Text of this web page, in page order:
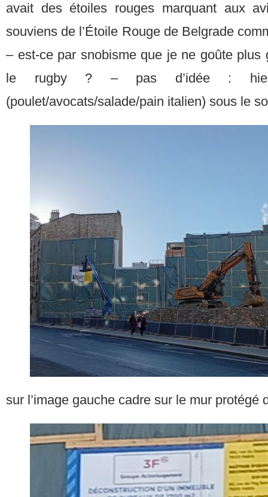
avait des étoiles rouges marquant aux
souviens de l’Étoile Rouge de Belgrade
– est-ce par snobisme que je ne goûte plus
le rugby ? – pas d’idée : hier
(poulet/avocats/salade/pain italien) sous le
sur l’image gauche cadre sur le mur protégé